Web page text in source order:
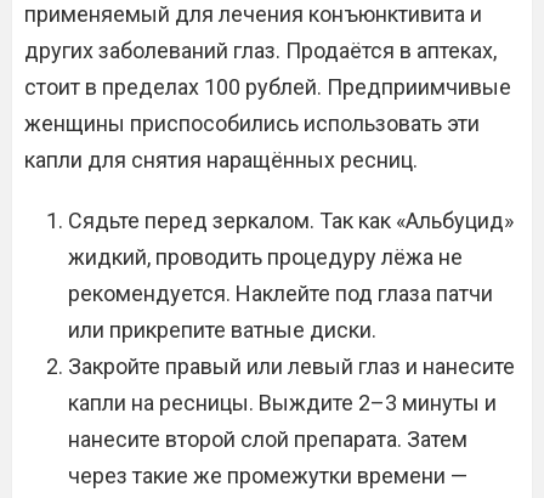
применяемый для лечения конъюнктивита и
других заболеваний глаз. Продаётся в аптеках,
стоит в пределах 100 рублей. Предприимчивые
женщины приспособились использовать эти
капли для снятия наращённых ресниц.
Сядьте перед зеркалом. Так как «Альбуцид»
жидкий, проводить процедуру лёжа не
рекомендуется. Наклейте под глаза патчи
или прикрепите ватные диски.
Закройте правый или левый глаз и нанесите
капли на ресницы. Выждите 2–3 минуты и
нанесите второй слой препарата. Затем
через такие же промежутки времени —